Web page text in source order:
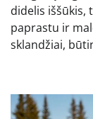
didelis iššūkis,
paprastu ir
sklandžiai,